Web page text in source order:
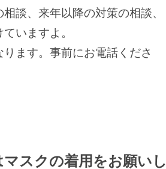
談、来年以降の対策の相談、
いますよ。
ます。事前にお電話くださ
スクの着用をお願いし